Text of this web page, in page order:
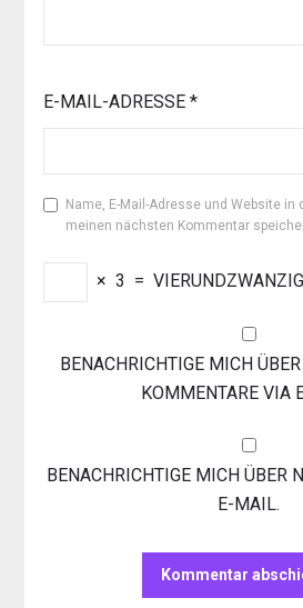
E-MAIL-ADRESSE *
Name, E-Mail-Adresse und Website in
meinen nächsten Kommentar
× 3 = VIERUNDZWANZIG
BENACHRICHTIGE MICH
KOMMENTARE VIA
BENACHRICHTIGE MICH ÜBER
E-MAIL.